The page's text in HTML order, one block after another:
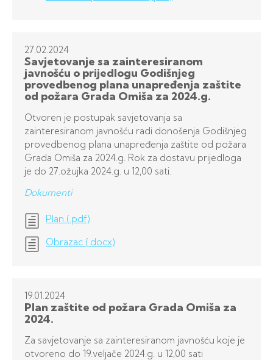
27.02.2024
Savjetovanje sa zainteresiranom
javnošću o prijedlogu Godišnjeg
provedbenog plana unapređenja zaštite
od požara Grada Omiša za 2024.g.
Otvoren je postupak savjetovanja sa
zainteresiranom javnošću radi donošenja Godišnjeg
provedbenog plana unapređenja zaštite od požara
Grada Omiša za 2024.g. Rok za dostavu prijedloga
je do 27.ožujka 2024.g. u 12,00 sati.
Dokumenti
Plan (.pdf)
Obrazac (.docx)
19.01.2024
Plan zaštite od požara Grada Omiša za
2024.
Za savjetovanje sa zainteresiranom javnošću koje je
otvoreno do 19.veljače 2024.g. u 12,00 sati